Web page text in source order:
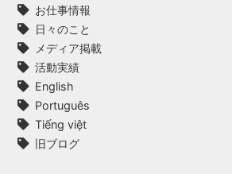
お仕事情報
日々のこと
メディア掲載
活動実績
English
Português
Tiếng việt
旧ブログ